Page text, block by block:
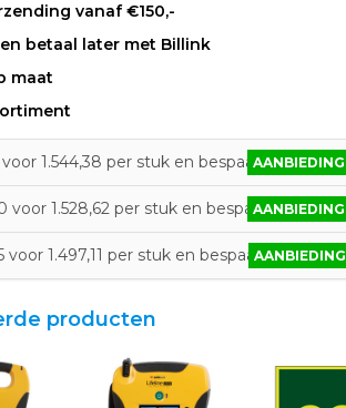
vanaf €150,-
betaal later met Billink
maat
voor 1.544,38 per stuk en bespaar 2%AANBIEDING
voor 1.528,62 per stuk en bespaar 3%AANBIEDING
voor 1.497,11 per stuk en bespaar 5%AANBIEDING
producten